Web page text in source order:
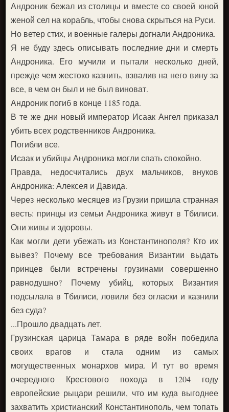
Андроник бежал из столицы и вместе со своей юной
женой сел на корабль, чтобы снова скрыться на Руси.
Но ветер стих, и военные галеры догнали Андроника.
Я не буду здесь описывать последние дни и смерть
Андроника. Его мучили и пытали несколько дней,
прежде чем жестоко казнить, взвалив на него вину за
все, в чем он был и не был виноват.
Андроник погиб в конце 1185 года.
В те же дни новый император Исаак Ангел приказал
убить всех родственников Андроника.
Погибли все.
Исаак и убийцы Андроника могли спать спокойно.
Правда, недосчитались двух мальчиков, внуков
Андроника: Алексея и Давида.
Через несколько месяцев из Грузии пришла странная
весть: принцы из семьи Андроника живут в Тбилиси.
Они живы и здоровы.
Как могли дети убежать из Константинополя? Кто их
вывез? Почему все требования Византии выдать
принцев были встречены грузинами совершенно
равнодушно? Почему убийц, которых Византия
подсылала в Тбилиси, ловили без огласки и казнили
без суда?
...Прошло двадцать лет.
Грузинская царица Тамара в ряде войн победила
своих врагов и стала одним из самых
могущественных монархов мира. И тут во время
очередного Крестового похода в 1204 году
европейские рыцари решили, что им куда выгоднее
захватить христианский Константинополь, чем топать